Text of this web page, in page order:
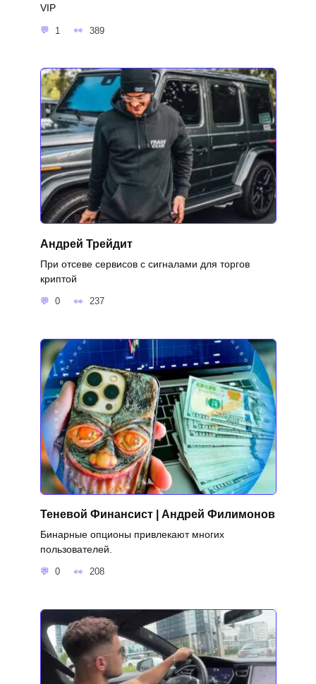
VIP
1 389
Андрей Трейдит
При отсеве сервисов с сигналами для торгов
криптой
0 237
Теневой Финансист | Андрей Филимонов
Бинарные опционы привлекают многих
пользователей.
0 208